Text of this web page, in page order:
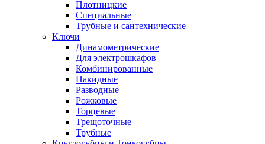
Плотницкие
Специальные
Трубные и сантехнические
Ключи
Динамометрические
Для электрошкафов
Комбинированные
Накидные
Разводные
Рожковые
Торцевые
Трещоточные
Трубные